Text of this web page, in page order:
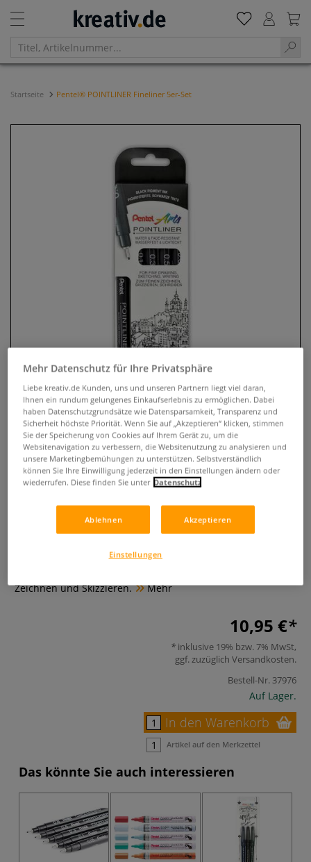
Startseite Pentel® POINTLINER Fineliner 5er-Set
Pentel® POINTLINER Fineliner
5er-Set
0 Bewertungen
verschiedenen Strichstärken. Permanente, schwarze
Zeichnen und Skizzieren.
Mehr
10,95 €
inklusive 19% bzw. 7% MwSt,
ggf. zuzüglich Versandkosten.
Bestell-Nr. 37976
Auf Lager.
In den Warenkorb
Artikel auf den Merkzettel
Das könnte Sie auch interessieren
Mehr Datenschutz für Ihre Privatsphäre
Liebe kreativ.de Kunden, uns und unseren Partnern liegt viel daran,
Ihnen ein rundum gelungenes Einkaufserlebnis zu ermöglichen. Dabei
haben Datenschutzgrundsätze wie Datensparsamkeit, Transparenz und
Sicherheit höchste Priorität. Wenn Sie auf „Akzeptieren“ klicken, stimmen
Sie der Speicherung von Cookies auf Ihrem Gerät zu, um die
Websitenavigation zu verbessern, die Websitenutzung zu analysieren und
unsere Marketingbemühungen zu unterstützen. Selbstverständlich
können Sie Ihre Einwilligung jederzeit in den Einstellungen ändern oder
wiederrufen. Diese finden Sie unter Datenschutz
Ablehnen Akzeptieren
Einstellungen